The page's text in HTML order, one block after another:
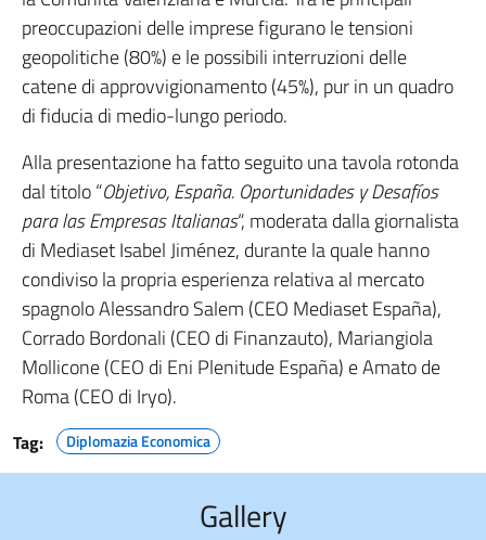
preoccupazioni delle imprese figurano le tensioni
geopolitiche (80%) e le possibili interruzioni delle
catene di approvvigionamento (45%), pur in un quadro
di fiducia di medio-lungo periodo.
Alla presentazione ha fatto seguito una tavola rotonda
dal titolo “Objetivo, España. Oportunidades y Desafíos
para las Empresas Italianas“, moderata dalla giornalista
di Mediaset Isabel Jiménez, durante la quale hanno
condiviso la propria esperienza relativa al mercato
spagnolo Alessandro Salem (CEO Mediaset España),
Corrado Bordonali (CEO di Finanzauto), Mariangiola
Mollicone (CEO di Eni Plenitude España) e Amato de
Roma (CEO di Iryo).
Tag: Diplomazia Economica
Gallery